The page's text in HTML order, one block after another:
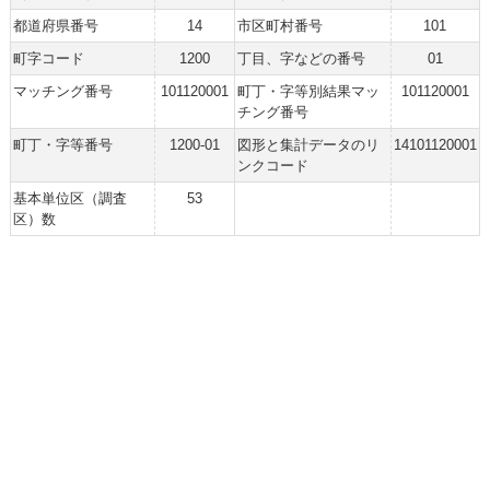
都道府県番号
14 市区町村番号
101
町字コード
1200 丁目、字などの番号
01
マッチング番号
101120001 町丁・字等別結果マッ
チング番号
101120001
町丁・字等番号 1200-01
図形と集計データのリ
ンクコード
14101120001
基本単位区（調査
区）数
53